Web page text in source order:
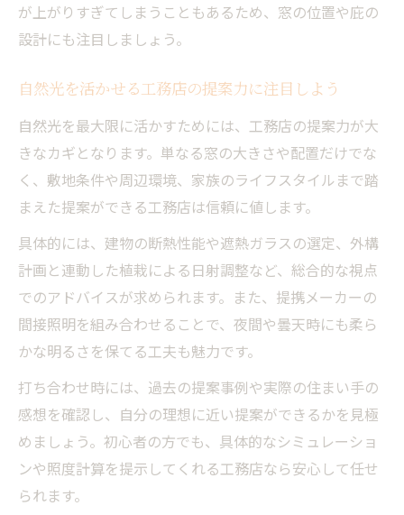
が上がりすぎてしまうこともあるため、窓の位置や庇の
設計にも注目しましょう。
自然光を活かせる工務店の提案力に注目しよう
自然光を最大限に活かすためには、工務店の提案力が大
きなカギとなります。単なる窓の大きさや配置だけでな
く、敷地条件や周辺環境、家族のライフスタイルまで踏
まえた提案ができる工務店は信頼に値します。
具体的には、建物の断熱性能や遮熱ガラスの選定、外構
計画と連動した植栽による日射調整など、総合的な視点
でのアドバイスが求められます。また、提携メーカーの
間接照明を組み合わせることで、夜間や曇天時にも柔ら
かな明るさを保てる工夫も魅力です。
打ち合わせ時には、過去の提案事例や実際の住まい手の
感想を確認し、自分の理想に近い提案ができるかを見極
めましょう。初心者の方でも、具体的なシミュレーショ
ンや照度計算を提示してくれる工務店なら安心して任せ
られます。